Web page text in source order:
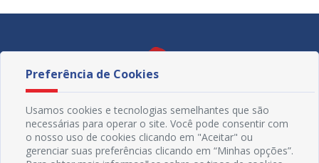
Preferência de Cookies
Usamos cookies e tecnologias semelhantes que são
necessárias para operar o site. Você pode consentir com
o nosso uso de cookies clicando em "Aceitar" ou
gerenciar suas preferências clicando em “Minhas opções”.